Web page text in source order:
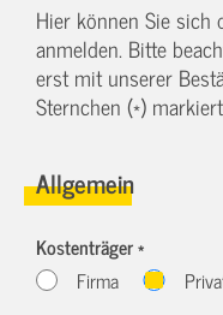
Hier können Sie
anmelden. Bitte
erst mit unserer
Sternchen (*)
Allgemein
Kostenträger *
Firma